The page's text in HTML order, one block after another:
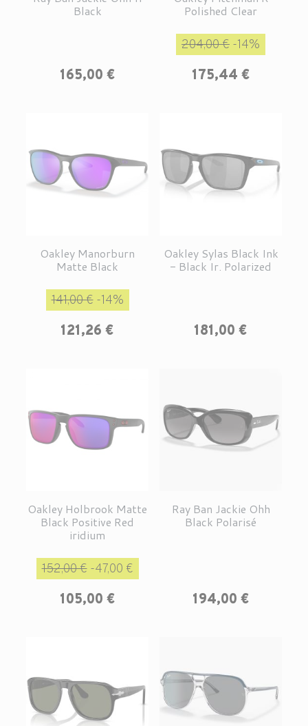
Black
Prix
165,00 €
Polished Clear
Prix de base
204,00 € -14%
175,44 €
Oakley Manorburn
Matte Black
Prix de base
141,00 €-14%
121,26 €
Oakley Sylas Black Ink
- Black Ir. Polarized
Prix
181,00 €
Oakley Holbrook Matte
Black Positive Red
iridium
Prix de base
152,00 €-47,00 €
105,00 €
Ray Ban Jackie Ohh
Black Polarisé
Prix
194,00 €